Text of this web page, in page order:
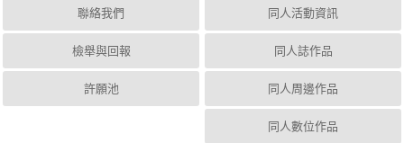
聯絡我們
檢舉與回報
許願池
同人活動資訊
同人誌作品
同人周邊作品
同人數位作品